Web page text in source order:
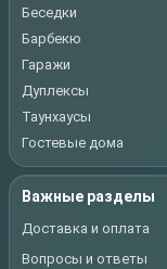
Беседки
Барбекю
Гаражи
Дуплексы
Таунхаусы
Гостевые дома
Важные разделы
Доставка и оплата
Вопросы и ответы